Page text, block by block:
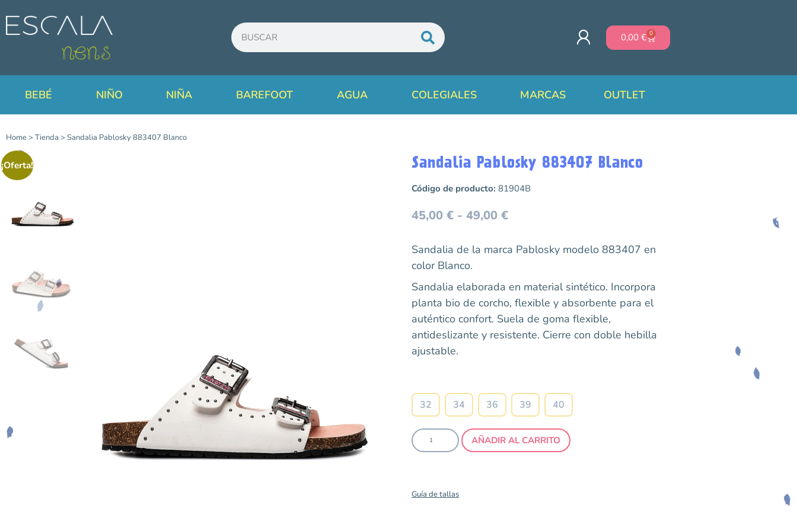
0,00 € 0
BEBÉ NIÑO NIÑA BAREFOOT AGUA COLEGIALES MARCAS OUTLET
Home> Tienda > Sandalia Pablosky 883407 Blanco
¡Oferta! Sandalia Pablosky 883407 Blanco
Código de producto: 81904B
45,00 € - 49,00 €
Sandalia de la marca Pablosky modelo 883407 en
color Blanco.
Sandalia elaborada en material sintético. Incorpora
planta bio de corcho, flexible y absorbente para el
auténtico confort. Suela de goma flexible,
antideslizante y resistente. Cierre con doble hebilla
ajustable.
32 34 36 39 40
AÑADIR AL CARRITO
Guía de tallas